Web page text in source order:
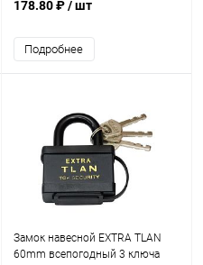
ключа
178.80 ₽/ шт
Подробнее
Замок навесной EXTRA TLAN
60mm всепогодный 3 ключа